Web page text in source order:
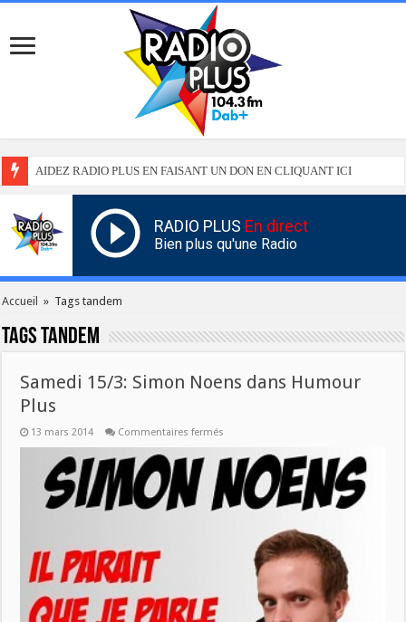
AIDEZ RADIO PLUS EN FAISANT UN DON EN CLIQUANT ICI
RADIO PLUS En direct
Bien plus qu'une Radio
Accueil » Tags tandem
Tagstandem
Samedi 15/3: Simon Noens dans Humour
Plus
13 mars 2014 Commentaires fermés
15/3:
Simon
Noens
dans
Humour